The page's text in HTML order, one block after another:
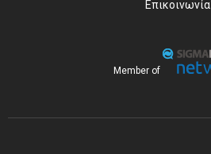
Επικοινωνία
Member of